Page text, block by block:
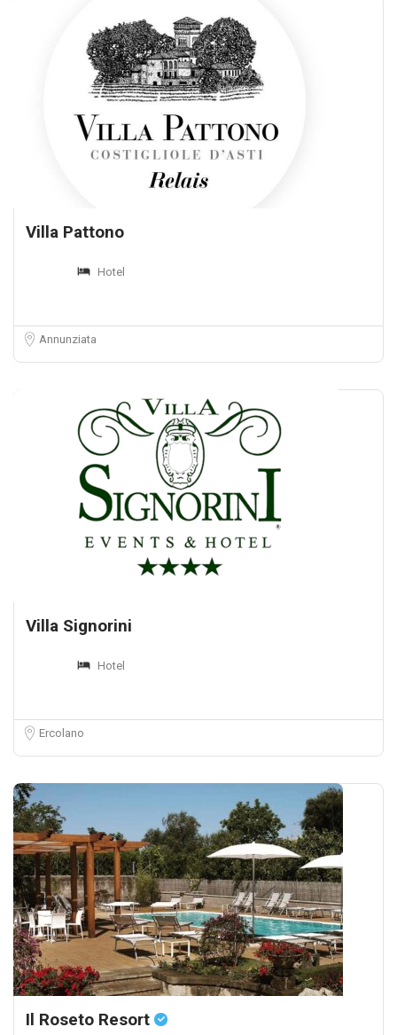
Villa Pattono
Hotel
Annunziata
Villa Signorini
Hotel
Ercolano
Il Roseto Resort